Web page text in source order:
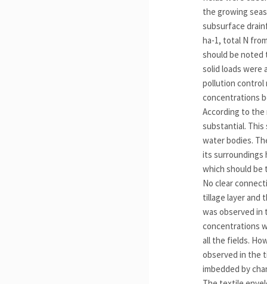
the growing
subsurface
ha-1, total N
should be noted
solid loads were
pollution control
concentrations
According to
substantial.
water bodies.
its surroundings
which should be
No clear
tillage layer and
was observed in
concentrations
all the fields.
observed in the
imbedded by